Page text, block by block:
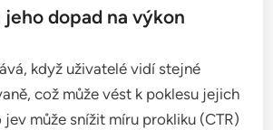
různé varianty reklam a zjistit,
nejvíce pozornosti. Sledujte
prokliku (CTR) a konverzní